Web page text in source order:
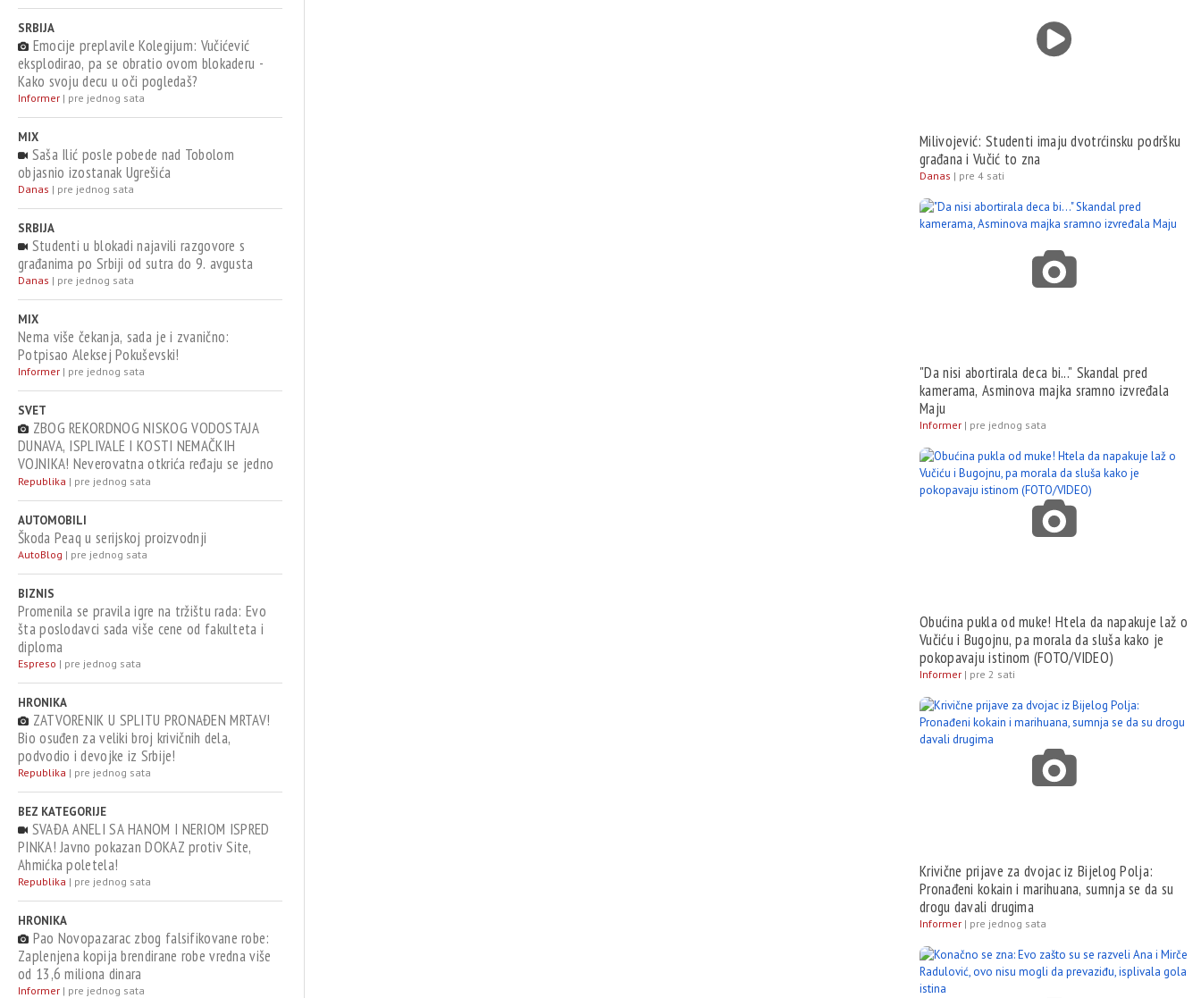
SRBIJA
Emocije preplavile Kolegijum: Vučićević
eksplodirao, pa se obratio ovom blokaderu -
Kako svoju decu u oči pogledaš?
Informer | pre jednog sata
MIX
Saša Ilić posle pobede nad Tobolom
objasnio izostanak Ugrešića
Danas | pre jednog sata
SRBIJA
Studenti u blokadi najavili razgovore s
građanima po Srbiji od sutra do 9. avgusta
Danas | pre jednog sata
MIX
Nema više čekanja, sada je i zvanično:
Potpisao Aleksej Pokuševski!
Informer | pre jednog sata
SVET
ZBOG REKORDNOG NISKOG VODOSTAJA
DUNAVA, ISPLIVALE I KOSTI NEMAČKIH
VOJNIKA! Neverovatna otkrića ređaju se jedno
za drugim - pored njih motocikl Vermahta!
Republika | pre jednog sata
AUTOMOBILI
Škoda Peaq u serijskoj proizvodnji
AutoBlog | pre jednog sata
BIZNIS
Promenila se pravila igre na tržištu rada: Evo
šta poslodavci sada više cene od fakulteta i
diploma
Espreso | pre jednog sata
HRONIKA
ZATVORENIK U SPLITU PRONAĐEN MRTAV!
Bio osuđen za veliki broj krivičnih dela,
podvodio i devojke iz Srbije!
Republika | pre jednog sata
BEZ KATEGORIJE
SVAĐA ANELI SA HANOM I NERIOM ISPRED
PINKA! Javno pokazan DOKAZ protiv Site,
Ahmićka poletela!
Republika | pre jednog sata
HRONIKA
Pao Novopazarac zbog falsifikovane robe:
Zaplenjena kopija brendirane robe vredna više
od 13,6 miliona dinara
Informer | pre jednog sata
Milivojević: Studenti imaju dvotrćinsku podršku
građana i Vučić to zna
Danas | pre 4 sati
"Da nisi abortirala deca bi..." Skandal pred
kamerama, Asminova majka sramno izvređala
Maju
Informer | pre jednog sata
Obućina pukla od muke! Htela da napakuje laž o
Vučiću i Bugojnu, pa morala da sluša kako je
pokopavaju istinom (FOTO/VIDEO)
Informer | pre 2 sati
Krivične prijave za dvojac iz Bijelog Polja:
Pronađeni kokain i marihuana, sumnja se da su
drogu davali drugima
Informer | pre jednog sata